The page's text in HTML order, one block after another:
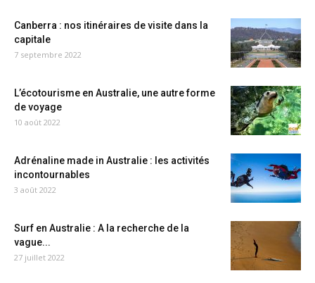
Canberra : nos itinéraires de visite dans la
capitale
7 septembre 2022
L’écotourisme en Australie, une autre forme
de voyage
10 août 2022
Adrénaline made in Australie : les activités
incontournables
3 août 2022
Surf en Australie : A la recherche de la
vague...
27 juillet 2022